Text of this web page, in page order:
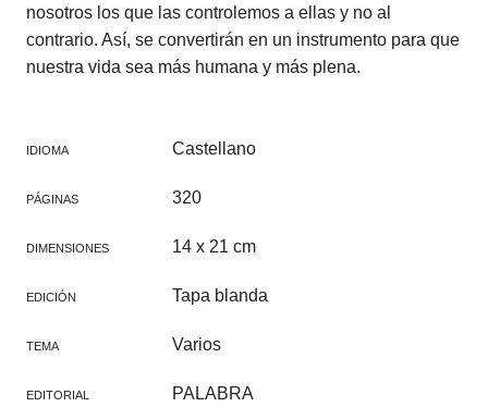
nosotros los que las controlemos a ellas y no al
contrario. Así, se convertirán en un instrumento para que
nuestra vida sea más humana y más plena.
IDIOMA Castellano
PÁGINAS 320
DIMENSIONES 14 x 21 cm
EDICIÓN Tapa blanda
TEMA Varios
EDITORIAL PALABRA